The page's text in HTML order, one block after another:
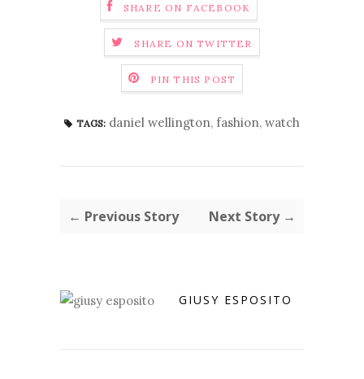
SHARE ON FACEBOOK
SHARE ON TWITTER
PIN THIS POST
TAGS: daniel wellington, fashion, watch
← Previous Story Next Story →
GIUSY ESPOSITO